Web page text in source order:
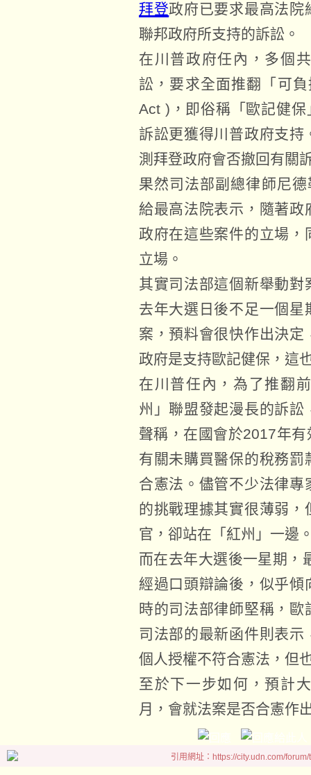
拜登政府已要求最高法院
聯邦政府所支持的訴訟。
在川普政府任內，多個
訟，要求全面推翻「可
Act )，即俗稱「歐記健
訴訟更獲得川普政府支
測拜登政府會否撤回有關
果然司法部副總律師尼
給最高法院表示，隨著
政府在這些案件的立場
立場。
其實司法部這個新舉動
去年大選日後不足一個
案，預料會很快作出決
政府是支持歐記健保，這
在川普任內，為了推翻
州」聯盟發起漫長的訴
聲稱，在國會於2017年
有關未購買醫保的稅務
合憲法。儘管不少法律
的挑戰理據其實很薄弱
官，卻站在「紅州」一邊
而在去年大選後一星期，
經過口頭辯論後，似乎
時的司法部律師堅稱，
司法部的最新函件則表
個人授權不符合憲法，但
至於下一步如何，預計
月，會就法案是否合憲作
引用網址：https://city.udn.com/